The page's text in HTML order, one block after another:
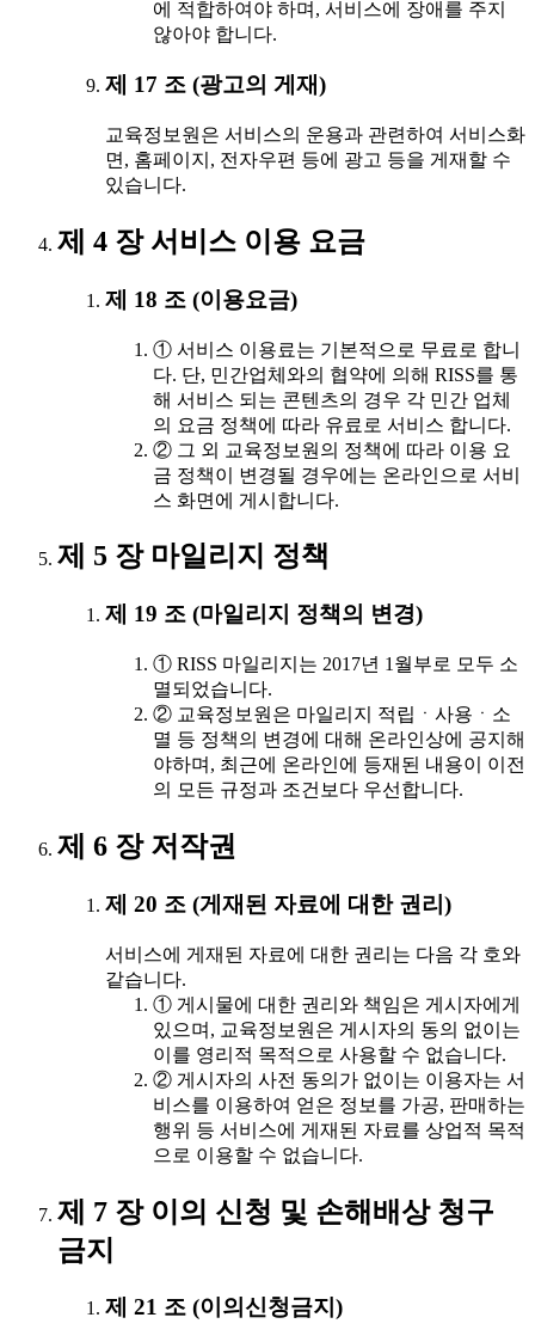
에 적합하여야 하며, 서비스에 장애를 주지
않아야 합니다.
제 17 조 (광고의 게재)
교육정보원은 서비스의 운용과 관련하여 서비스화
면, 홈페이지, 전자우편 등에 광고 등을 게재할 수
있습니다.
제 4 장 서비스 이용 요금
제 18 조 (이용요금)
① 서비스 이용료는 기본적으로 무료로 합니
다. 단, 민간업체와의 협약에 의해 RISS를 통
해 서비스 되는 콘텐츠의 경우 각 민간 업체
의 요금 정책에 따라 유료로 서비스 합니다.
② 그 외 교육정보원의 정책에 따라 이용 요
금 정책이 변경될 경우에는 온라인으로 서비
스 화면에 게시합니다.
제 5 장 마일리지 정책
제 19 조 (마일리지 정책의 변경)
① RISS 마일리지는 2017년 1월부로 모두 소
멸되었습니다.
② 교육정보원은 마일리지 적립ㆍ사용ㆍ소
멸 등 정책의 변경에 대해 온라인상에 공지해
야하며, 최근에 온라인에 등재된 내용이 이전
의 모든 규정과 조건보다 우선합니다.
제 6 장 저작권
제 20 조 (게재된 자료에 대한 권리)
서비스에 게재된 자료에 대한 권리는 다음 각 호와
같습니다.
① 게시물에 대한 권리와 책임은 게시자에게
있으며, 교육정보원은 게시자의 동의 없이는
이를 영리적 목적으로 사용할 수 없습니다.
② 게시자의 사전 동의가 없이는 이용자는 서
비스를 이용하여 얻은 정보를 가공, 판매하는
행위 등 서비스에 게재된 자료를 상업적 목적
으로 이용할 수 없습니다.
제 7 장 이의 신청 및 손해배상 청구
금지
제 21 조 (이의신청금지)